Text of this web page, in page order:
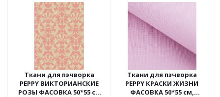
Ткани для пэчворка
PEPPY ВИКТОРИАНСКИЕ
РОЗЫ ФАСОВКА 50*55 см
Ткани для пэчворка
PEPPY КРАСКИ ЖИЗНИ
ФАСОВКА 50*55 см,